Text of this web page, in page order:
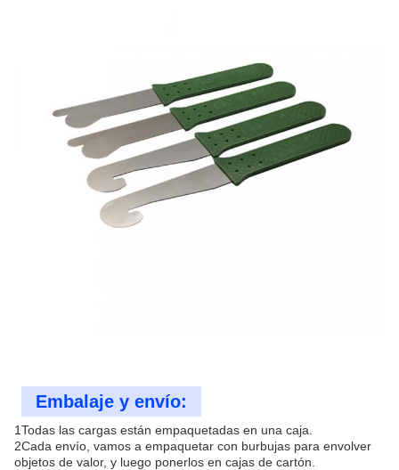
Embalaje y envío:
1Todas las cargas están empaquetadas en una caja.
2Cada envío, vamos a empaquetar con burbujas para envolver
objetos de valor, y luego ponerlos en cajas de cartón.